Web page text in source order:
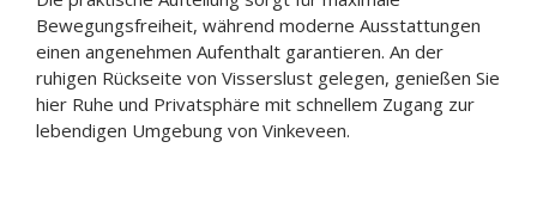
Bewegungsfreiheit, während moderne Ausstattungen
einen angenehmen Aufenthalt garantieren. An der
ruhigen Rückseite von Visserslust gelegen, genießen Sie
hier Ruhe und Privatsphäre mit schnellem Zugang zur
lebendigen Umgebung von Vinkeveen.